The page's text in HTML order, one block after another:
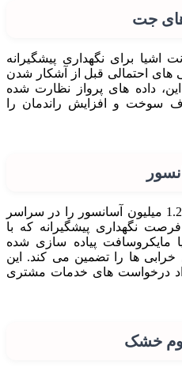
جت
اشیا برای نگهداری پیشگیرانه
های احتمالی قبل از آشکار شدن
این، داده های پرواز نظارت شده
سوخت و افزایش راندمان را
ThyssenKrupp Elevator بیش از 1.2 میلیون آسانسور را در سراسر
نگهداری پیشگیرانه که با
مایکروسافت پیاده سازی شده
خرابی ها را تضمین می کند. این
درخواست های خدمات مشتری
خشک